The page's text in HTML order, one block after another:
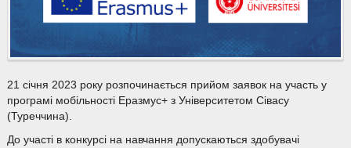
21 січня 2023 року розпочинається прийом заявок на участь у
програмі мобільності Еразмус+ з Університетом Сівасу
(Туреччина).
До участі в конкурсі на навчання допускаються здобувачі